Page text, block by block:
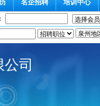
名企招聘 培训中心
公司